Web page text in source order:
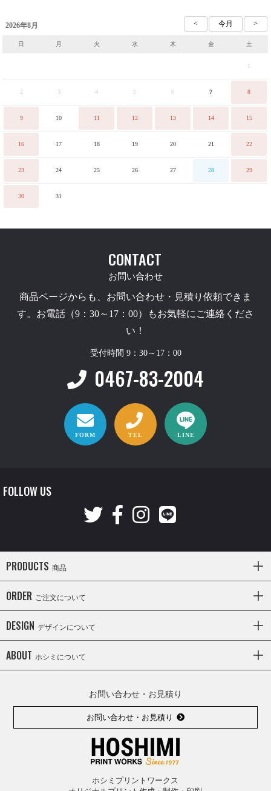
2026年8月
日 月 火 水 木 金 土
1
2 3 4 5 6 7 8
9 10 11 12 13 14 15
16 17 18 19 20 21 22
23 24 25 26 27 28 29
30 31
CONTACT
お問い合わせ
商品ページからも、お問い合わせ・見積り依頼できま
す。お電話（9：30～17：00）もお気軽にご連絡くださ
い！
受付時間 9：30～17：00
0467-83-2004
FORM TEL LINE
FOLLOW US
PRODUCTS 商品
ORDER ご注文について
DESIGN デザインについて
ABOUT ホシミについて
お問い合わせ・お見積り
お問い合わせ・お見積り
ホシミプリントワークス